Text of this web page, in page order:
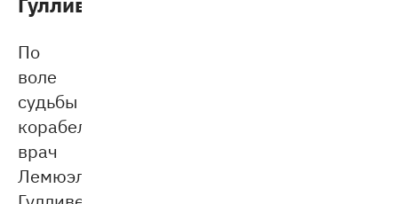
По
воле
судьбы
корабельный
врач
Лемюэль